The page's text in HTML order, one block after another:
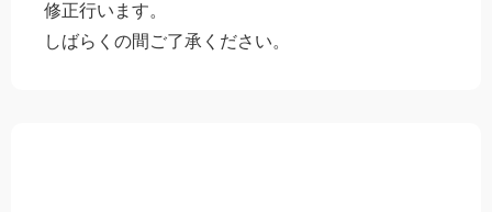
修正行います。
しばらくの間ご了承ください。